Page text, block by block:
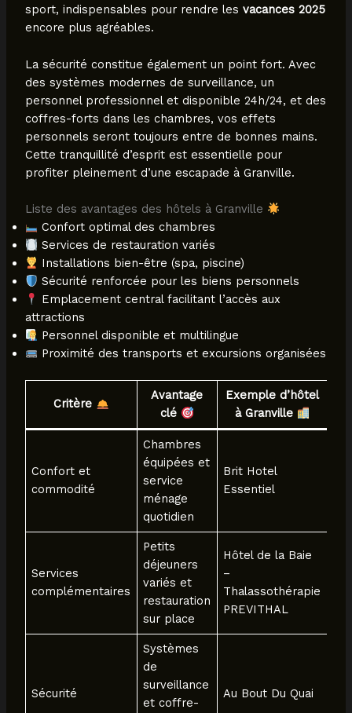
sport, indispensables pour rendre les vacances 2025
encore plus agréables.
La sécurité constitue également un point fort. Avec
des systèmes modernes de surveillance, un
personnel professionnel et disponible 24h/24, et des
coffres-forts dans les chambres, vos effets
personnels seront toujours entre de bonnes mains.
Cette tranquillité d’esprit est essentielle pour
profiter pleinement d’une escapade à Granville.
Liste des avantages des hôtels à Granville
Confort optimal des chambres
Services de restauration variés
Installations bien-être (spa, piscine)
Sécurité renforcée pour les biens personnels
Emplacement central facilitant l’accès aux
attractions
Personnel disponible et multilingue
Proximité des transports et excursions organisées
Critère
Avantage
clé
Exemple d’hôtel
à Granville
Confort et
commodité
Chambres
équipées et
service
ménage
quotidien
Brit Hotel
Essentiel
Services
complémentaires
Petits
déjeuners
variés et
restauration
sur place
Hôtel de la Baie
–
Thalassothérapie
PREVITHAL
Sécurité
Systèmes
de
surveillance
et coffre-
Au Bout Du Quai